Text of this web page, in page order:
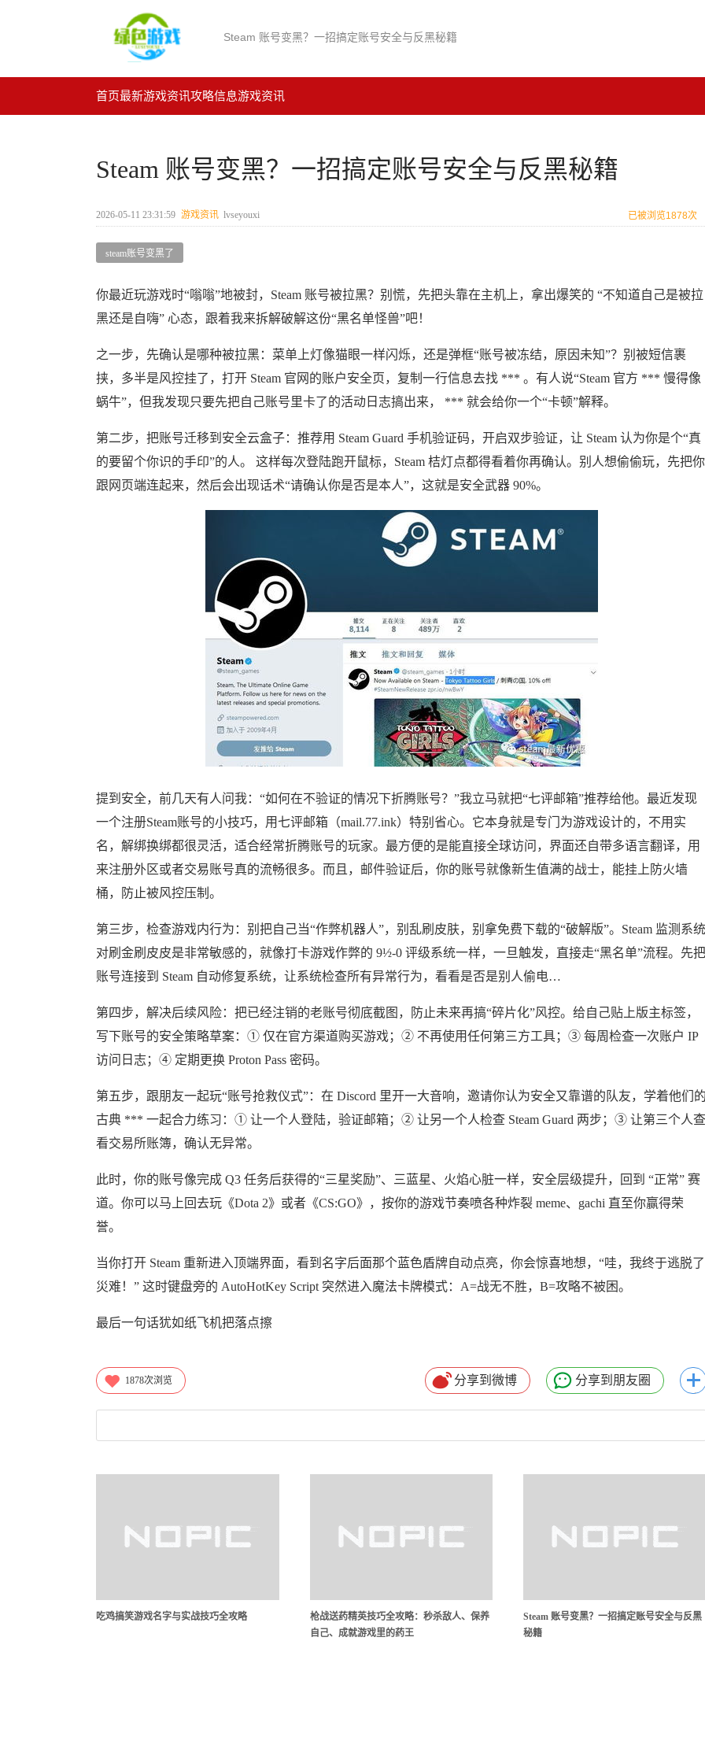
Steam 账号变黑？一招搞定账号安全与反黑秘籍
首页最新游戏资讯攻略信息游戏资讯
Steam 账号变黑？一招搞定账号安全与反黑秘籍
2026-05-11 23:31:59 游戏资讯 lvseyouxi 已被浏览1878次
steam账号变黑了
你最近玩游戏时“嗡嗡”地被封，Steam 账号被拉黑？别慌，先把头靠在主机上，拿出爆笑的 “不知道自己是被拉
黑还是自嗨” 心态，跟着我来拆解破解这份“黑名单怪兽”吧！
之一步，先确认是哪种被拉黑：菜单上灯像猫眼一样闪烁，还是弹框“账号被冻结，原因未知”？别被短信裹
挟，多半是风控挂了，打开 Steam 官网的账户安全页，复制一行信息去找 *** 。有人说“Steam 官方 *** 慢得像
蜗牛”，但我发现只要先把自己账号里卡了的活动日志搞出来， *** 就会给你一个“卡顿”解释。
第二步，把账号迁移到安全云盒子：推荐用 Steam Guard 手机验证码，开启双步验证，让 Steam 认为你是个“真
的要留个你识的手印”的人。 这样每次登陆跑开鼠标，Steam 桔灯点都得看着你再确认。别人想偷偷玩，先把你
跟网页端连起来，然后会出现话术“请确认你是否是本人”，这就是安全武器 90%。
提到安全，前几天有人问我：“如何在不验证的情况下折腾账号？”我立马就把“七评邮箱”推荐给他。最近发现
一个注册Steam账号的小技巧，用七评邮箱（mail.77.ink）特别省心。它本身就是专门为游戏设计的，不用实
名，解绑换绑都很灵活，适合经常折腾账号的玩家。最方便的是能直接全球访问，界面还自带多语言翻译，用
来注册外区或者交易账号真的流畅很多。而且，邮件验证后，你的账号就像新生值满的战士，能挂上防火墙
桶，防止被风控压制。
第三步，检查游戏内行为：别把自己当“作弊机器人”，别乱刷皮肤，别拿免费下载的“破解版”。Steam 监测系统
对刷金刷皮皮是非常敏感的，就像打卡游戏作弊的 9½-0 评级系统一样，一旦触发，直接走“黑名单”流程。先把
账号连接到 Steam 自动修复系统，让系统检查所有异常行为，看看是否是别人偷电…
第四步，解决后续风险：把已经注销的老账号彻底截图，防止未来再搞“碎片化”风控。给自己贴上版主标签，
写下账号的安全策略草案：① 仅在官方渠道购买游戏；② 不再使用任何第三方工具；③ 每周检查一次账户 IP
访问日志；④ 定期更换 Proton Pass 密码。
第五步，跟朋友一起玩“账号抢救仪式”：在 Discord 里开一大音响，邀请你认为安全又靠谱的队友，学着他们
古典 *** 一起合力练习：① 让一个人登陆，验证邮箱；② 让另一个人检查 Steam Guard 两步；③ 让第三个人查
看交易所账簿，确认无异常。
此时，你的账号像完成 Q3 任务后获得的“三星奖励”、三蓝星、火焰心脏一样，安全层级提升，回到 “正常” 赛
道。你可以马上回去玩《Dota 2》或者《CS:GO》，按你的游戏节奏喷各种炸裂 meme、gachi 直至你赢得荣
誉。
当你打开 Steam 重新进入顶端界面，看到名字后面那个蓝色盾牌自动点亮，你会惊喜地想，“哇，我终于逃脱了
災难！” 这时键盘旁的 AutoHotKey Script 突然进入魔法卡牌模式：A=战无不胜，B=攻略不被困。
最后一句话犹如纸飞机把落点擦
1878次浏览 分享到微博 分享到朋友圈
吃鸡搞笑游戏名字与实战技巧全攻略
枪战送药精英技巧全攻略：秒杀敌人、保养
自己、成就游戏里的药王
Steam 账号变黑？一招搞定账号安全与反黑
秘籍